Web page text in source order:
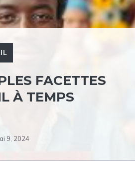
FACETTES
À TEMPS
9, 2024